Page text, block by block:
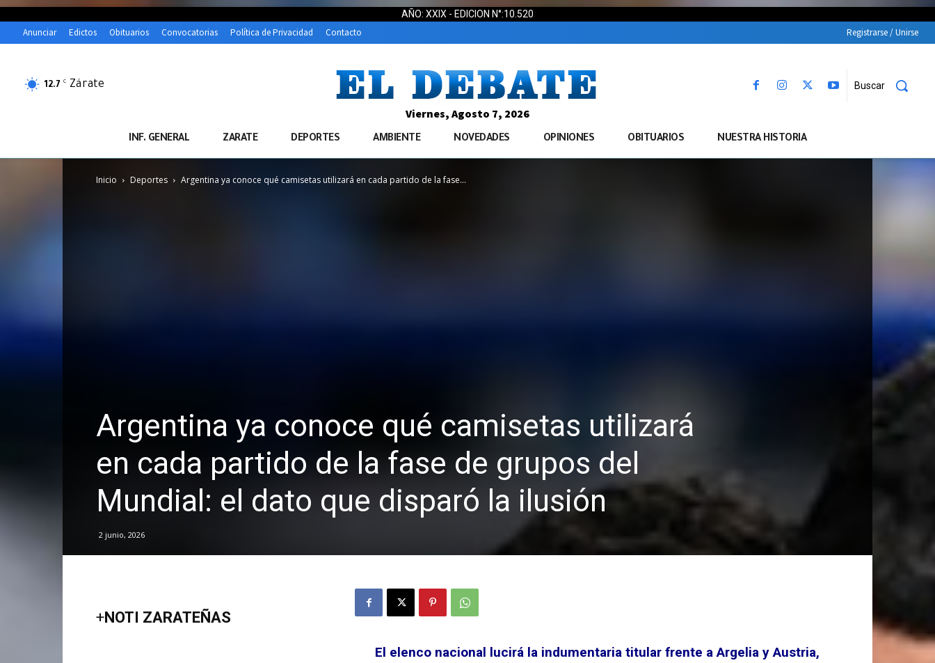
AÑO: XXIX - EDICION N°:10.520
Anunciar Edictos Obituarios Convocatorias Política de Privacidad Contacto Registrarse / Unirse
12.7 C Zárate Buscar
Viernes, Agosto 7, 2026
INF. GENERAL ZARATE DEPORTES AMBIENTE NOVEDADES OPINIONES OBITUARIOS NUESTRA HISTORIA
Inicio Deportes Argentina ya conoce qué camisetas utilizará en cada partido de la fase...
Argentina ya conoce qué camisetas utilizará
en cada partido de la fase de grupos del
Mundial: el dato que disparó la ilusión
2 junio, 2026
El elenco nacional lucirá la indumentaria titular frente a Argelia y Austria,
+NOTI ZARATEÑAS